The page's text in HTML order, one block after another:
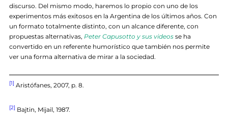
discurso. Del mismo modo, haremos lo propio con uno de los
experimentos más exitosos en la Argentina de los últimos años. Con
un formato totalmente distinto, con un alcance diferente, con
propuestas alternativas, Peter Capusotto y sus videos se ha
convertido en un referente humorístico que también nos permite
ver una forma alternativa de mirar a la sociedad.
[1] Aristófanes, 2007, p. 8.
[2] Bajtin, Mijail, 1987.